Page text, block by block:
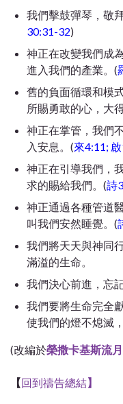
我們擊鼓彈琴，敬
30:31-32)
神正在改變我們成
進入我們的產業。(
舊的負面循環和模
所賜勇敢的心，大
神正在掌管，我們
入安息。(來4:11;
神正在引導我們，
求的賜給我們。(詩
神正通過各種管道
叫我們安然睡覺。(
我們將天天與神同
滿溢的生命。
我們決心前進，忘
我們要將生命完全
使我們的燈不熄滅
(改編於榮撒卡基斯流
【回到禱告總結】